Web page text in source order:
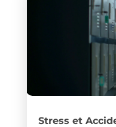
Stress et